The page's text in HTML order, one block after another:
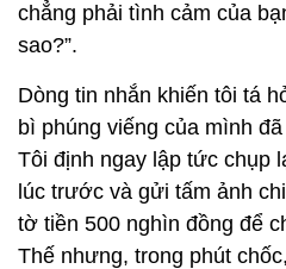
chẳng phải tình cảm của
sao?”.
Dòng tin nhắn khiến tôi tá
bì phúng viếng của mình
Tôi định ngay lập tức chụp
lúc trước và gửi tấm ảnh
tờ tiền 500 nghìn đồng để
Thế nhưng, trong phút